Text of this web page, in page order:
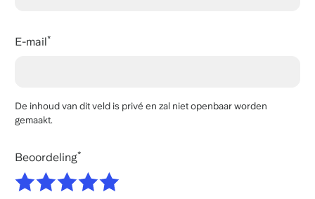
E-mail
De inhoud van dit veld is privé en zal niet openbaar worden
gemaakt.
Beoordeling